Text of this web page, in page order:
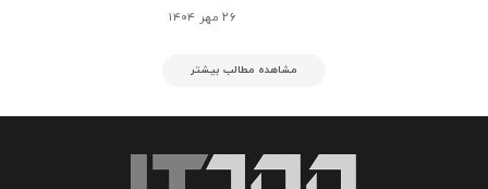
۲۶ مهر ۱۴۰۴
مشاهده مطالب بیشتر